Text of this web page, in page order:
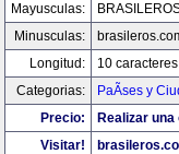
Mayusculas:
Minusculas:
Longitud:
10 caracteres
Categorias:
PaÃ­ses y
Precio:
Realizar
Visitar!